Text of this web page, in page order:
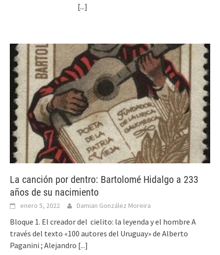
[...]
La canción por dentro: Bartolomé Hidalgo a 233
años de su nacimiento
enero 5, 2022 Damian González Moreira
Bloque 1. El creador del cielito: la leyenda y el hombre A
través del texto «100 autores del Uruguay» de Alberto
Paganini ; Alejandro [...]